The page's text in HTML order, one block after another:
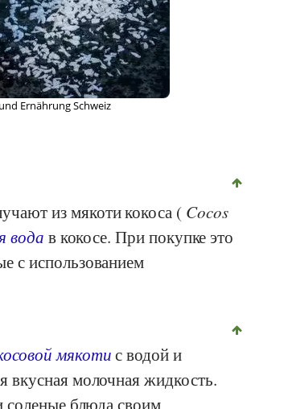
из мякоти кокоса ( Cocos
вода в кокосе. При покупке это
с использованием
мякотис водой и
вкусная молочная жидкость.
соленые блюда своим